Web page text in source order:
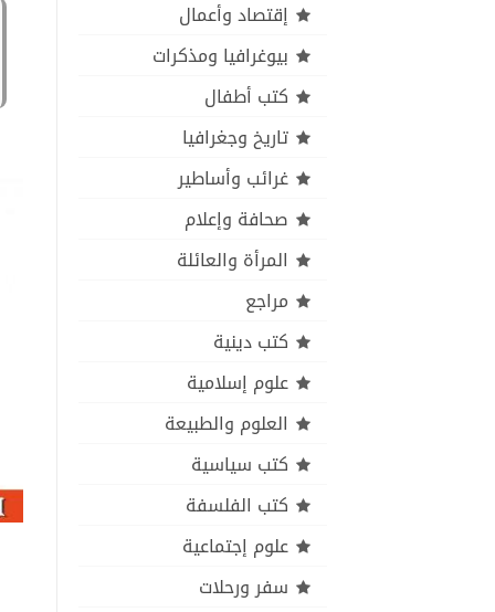
إقتصاد وأعمال
بيوغرافيا ومذكرات
كتب أطفال
تاريخ وجغرافيا
غرائب وأساطير
صحافة وإعلام
المرأة والعائلة
مراجع
كتب دينية
علوم إسلامية
العلوم والطبيعة
كتب سياسية
كتب الفلسفة
علوم إجتماعية
سفر ورحلات